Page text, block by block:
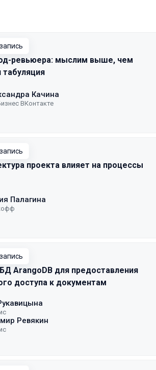
ревьюера: мыслим выше, чем
Качина
ВКонтакте
проекта влияет на процессы
Палагина
ArangoDB для предоставления
доступа к документам
Ревякин